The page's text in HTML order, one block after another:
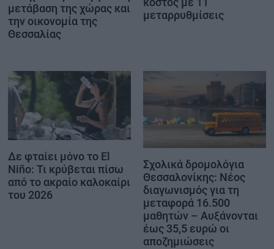
μετάβαση της χώρας και
την οικονομία της
Θεσσαλίας
μεταρρυθμίσεις
Δε φταίει μόνο το El
Niño: Τι κρύβεται πίσω
από το ακραίο καλοκαίρι
του 2026
Σχολικά δρομολόγια
Θεσσαλονίκης: Νέος
διαγωνισμός για τη
μεταφορά 16.500
μαθητών – Αυξάνονται
έως 35,5 ευρώ οι
αποζημιώσεις